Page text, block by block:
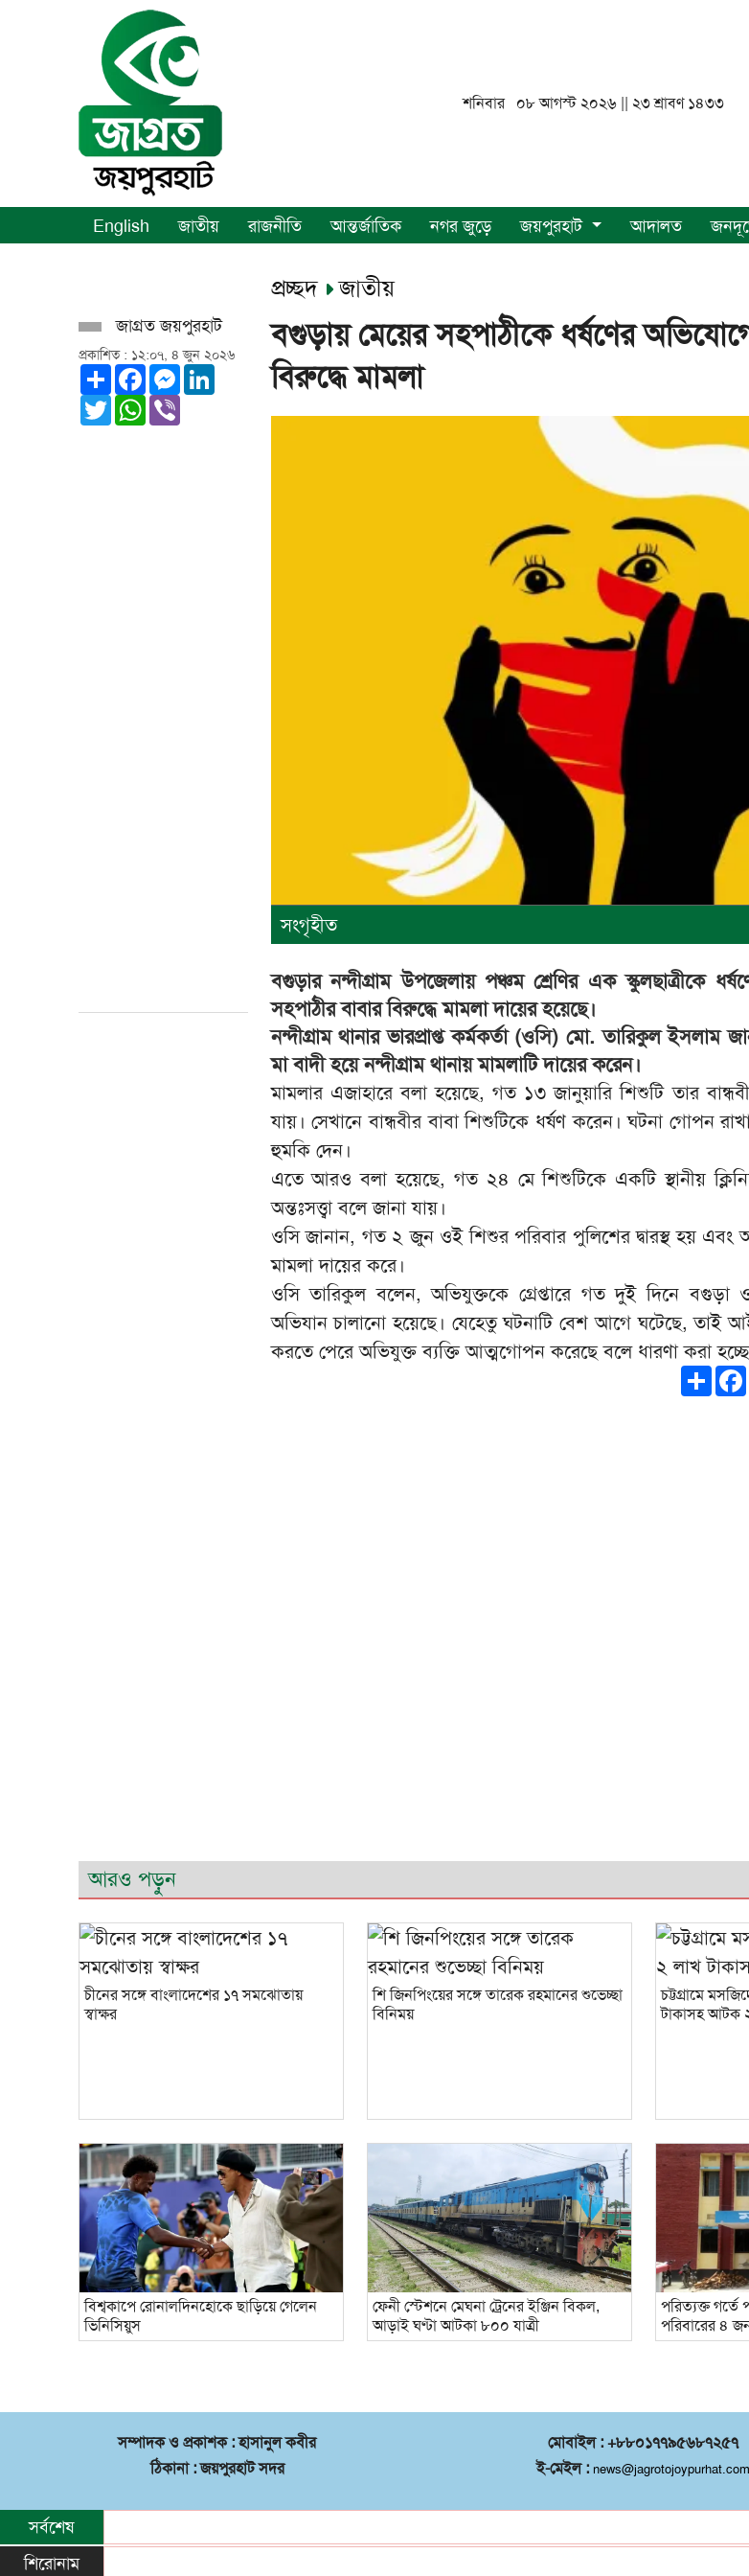
শনিবার ০৮ আগস্ট ২০২৬ || ২৩ শ্রাবণ ১৪৩৩
English জাতীয় রাজনীতি আন্তর্জাতিক নগর জুড়ে জয়পুরহাট আদালত
প্রচ্ছদ জাতীয়
জাগ্রত জয়পুরহাট
প্রকাশিত : ১২:০৭, ৪ জুন ২০২৬
ShareFacebookMessenger
LinkedIn
TwitterWhatsApp
Viber
বগুড়ায় মেয়ের সহপাঠীকে ধর্ষণের
বিরুদ্ধে মামলা
সংগৃহীত
বগুড়ার নন্দীগ্রাম উপজেলায় পঞ্চম শ্রেণির এক স্কুলছাত্রীকে
সহপাঠীর বাবার বিরুদ্ধে মামলা দায়ের হয়েছে।
নন্দীগ্রাম থানার ভারপ্রাপ্ত কর্মকর্তা (ওসি) মো. তারিকুল
মা বাদী হয়ে নন্দীগ্রাম থানায় মামলাটি দায়ের করেন।
মামলার এজাহারে বলা হয়েছে, গত ১৩ জানুয়ারি শিশুটি তার
যায়। সেখানে বান্ধবীর বাবা শিশুটিকে ধর্ষণ করেন। ঘটনা গোপন
হুমকি দেন।
এতে আরও বলা হয়েছে, গত ২৪ মে শিশুটিকে একটি স্থানীয়
অন্তঃসত্ত্বা বলে জানা যায়।
ওসি জানান, গত ২ জুন ওই শিশুর পরিবার পুলিশের দ্বারস্থ হয় এবং
মামলা দায়ের করে।
ওসি তারিকুল বলেন, অভিযুক্তকে গ্রেপ্তারে গত দুই দিনে বগুড়া ও
অভিযান চালানো হয়েছে। যেহেতু ঘটনাটি বেশ আগে ঘটেছে, তাই
করতে পেরে অভিযুক্ত ব্যক্তি আত্মগোপন করেছে বলে ধারণা করা
আরও পড়ুন
চীনের সঙ্গে বাংলাদেশের ১৭ সমঝোতায়
স্বাক্ষর
শি জিনপিংয়ের সঙ্গে তারেক রহমানের শুভেচ্ছা
বিনিময়
চট্টগ্রামে
টাকাসহ আটক
বিশ্বকাপে রোনালদিনহোকে ছাড়িয়ে গেলেন
ভিনিসিয়ুস
ফেনী স্টেশনে মেঘনা ট্রেনের ইঞ্জিন বিকল,
আড়াই ঘণ্টা আটকা ৮০০ যাত্রী
পরিত্যক্ত গর্তে
পরিবারের ৪
সম্পাদক ও প্রকাশক : হাসানুল কবীর
ঠিকানা : জয়পুরহাট সদর
মোবাইল : +৮৮০১৭৭৯৫৬৮৭২৫৭
ই-মেইল : news@jagrotojoypurhat.com
সর্বশেষ
শিরোনাম